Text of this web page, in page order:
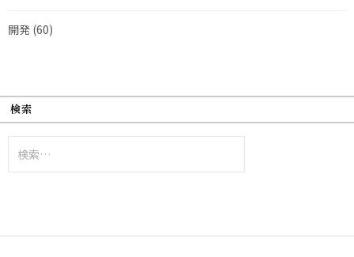
開発 (60)
検索
索: